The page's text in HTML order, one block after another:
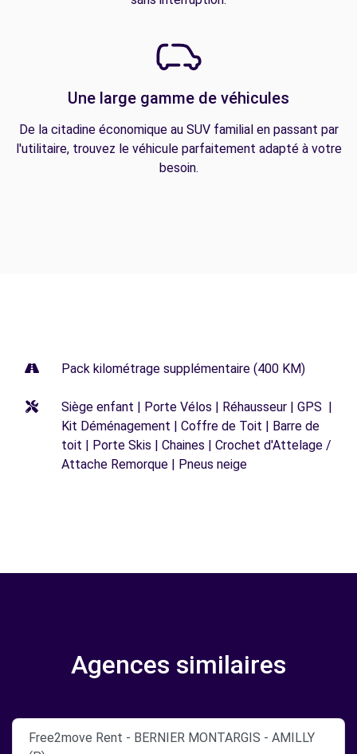
Une large gamme de véhicules
De la citadine économique au SUV familial en passant par
l'utilitaire, trouvez le véhicule parfaitement adapté à votre
besoin.
Pack kilométrage supplémentaire (400 KM)
Siège enfant | Porte Vélos | Réhausseur | GPS |
Kit Déménagement | Coffre de Toit | Barre de
toit | Porte Skis | Chaines | Crochet d'Attelage /
Attache Remorque | Pneus neige
Agences similaires
Free2move Rent - BERNIER MONTARGIS - AMILLY